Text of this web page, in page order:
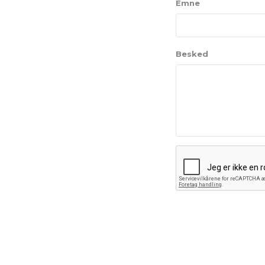
Emne
Besked